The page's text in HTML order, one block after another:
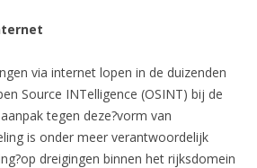
via internet lopen in de duizenden
Source INTelligence (OSINT) bij de
tegen deze?vorm van
is onder meer verantwoordelijk
dreigingen binnen het rijksdomein